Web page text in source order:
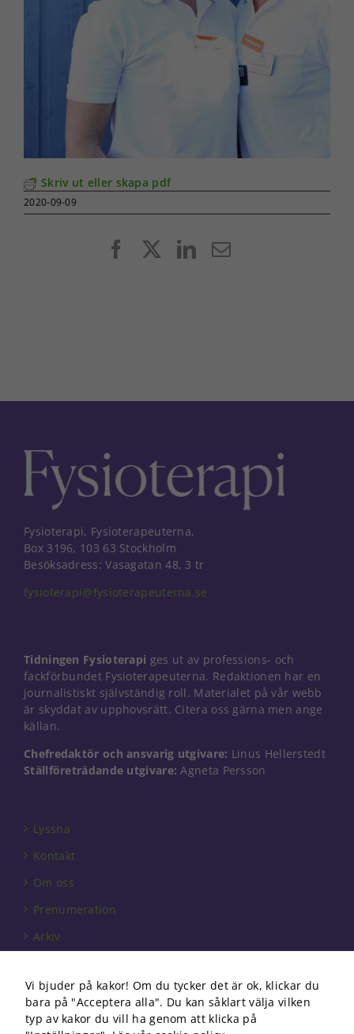
Skriv ut eller skapa pdf
2020-09-09
FacebookLinkedIn
E-
Fysioterapi, Fysioterapeuterna,
Box 3196, 103 63 Stockholm
Besöksadress: Vasagatan 48, 3 tr
fysioterapi@fysioterapeuterna.se
Tidningen Fysioterapi ges ut av professions- och
fackförbundet Fysioterapeuterna. Redaktionen har en
journalistiskt självständig roll. Materialet på vår webb
är skyddat av upphovsrätt. Citera oss gärna men ange
källan.
Chefredaktör och ansvarig utgivare: Linus Hellerstedt
Ställföreträdande utgivare: Agneta Persson
Lyssna
Kontakt
Om oss
Prenumeration
Arkiv
Förbundet
Om cookies
Vi bjuder på kakor! Om du tycker det är ok, klickar du
bara på "Acceptera alla". Du kan såklart välja vilken
typ av kakor du vill ha genom att klicka på
Nödvändiga
Dessa kakor
går inte att
behövs för
att hemsidan
över huvud
och
baserat på
hur
hemsidan
används.